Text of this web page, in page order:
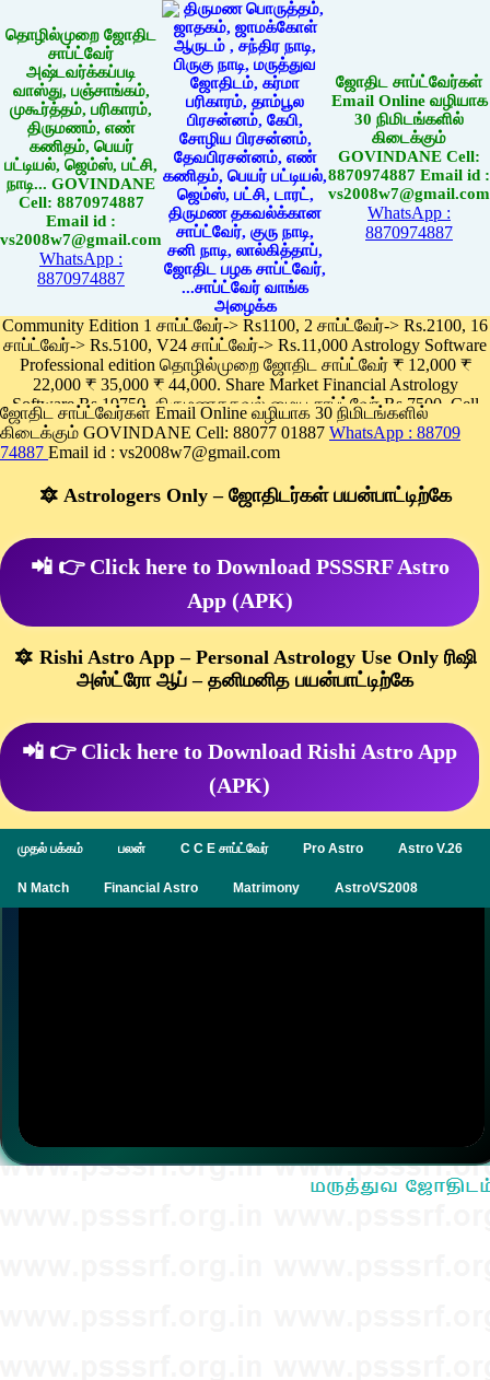
தொழில்முறை ஜோதிட
சாப்ட்வேர்
அஷ்டவர்க்கப்படி
வாஸ்து, பஞ்சாங்கம்,
முகூர்த்தம், பரிகாரம்,
திருமணம், எண்
கணிதம், பெயர்
பட்டியல், ஜெம்ஸ், பட்சி,
நாடி... GOVINDANE
Cell: 8870974887
Email id :
vs2008w7@gmail.com
WhatsApp :
8870974887
ஜோதிட சாப்ட்வேர்கள்
Email Online வழியாக
30 நிமிடங்களில்
கிடைக்கும்
GOVINDANE Cell:
8870974887 Email id :
vs2008w7@gmail.com
WhatsApp :
8870974887
Community Edition 1 சாப்ட்வேர்-> Rs1100, 2 சாப்ட்வேர்-> Rs.2100, 16
சாப்ட்வேர்-> Rs.5100, V24 சாப்ட்வேர்-> Rs.11,000 Astrology Software
Professional edition தொழில்முறை ஜோதிட சாப்ட்வேர் ₹ 12,000 ₹
22,000 ₹ 35,000 ₹ 44,000. Share Market Financial Astrology
Software Rs.19750, திருமணதகவல் மைய சாப்ட்வேர் Rs.7500, Cell
Phone App Rs. 1100
Pay online
ஜோதிட சாப்ட்வேர்கள் Email Online வழியாக 30 நிமிடங்களில்
கிடைக்கும் GOVINDANE Cell: 88077 01887 WhatsApp : 88709
74887 Email id : vs2008w7@gmail.com
🔯 Astrologers Only – ஜோதிடர்கள் பயன்பாட்டிற்கே
📲 👉 Click here to Download PSSSRF Astro
App (APK)
🔯 Rishi Astro App – Personal Astrology Use Only ரிஷி
அஸ்ட்ரோ ஆப் – தனிமனித பயன்பாட்டிற்கே
📲 👉 Click here to Download Rishi Astro App
(APK)
முதல் பக்கம் பலன் C C E சாப்ட்வேர் Pro Astro Astro V.26
N Match Financial Astro Matrimony AstroVS2008